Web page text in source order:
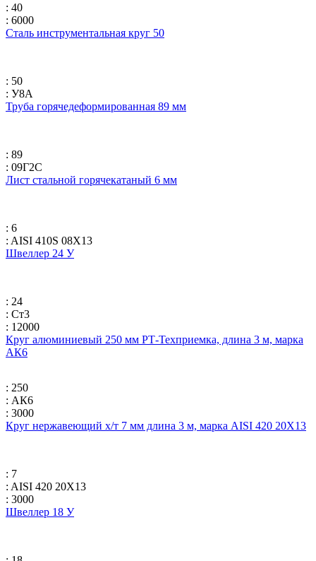
: 40
: 6000
Сталь инструментальная круг 50
: 50
: У8А
Труба горячедеформированная 89 мм
: 89
: 09Г2С
Лист стальной горячекатаный 6 мм
: 6
: AISI 410S 08Х13
Швеллер 24 У
: 24
: Ст3
: 12000
Круг алюминиевый 250 мм РТ-Техприемка, длина 3 м, марка
АК6
: 250
: АК6
: 3000
Круг нержавеющий х/т 7 мм длина 3 м, марка AISI 420 20Х13
: 7
: AISI 420 20Х13
: 3000
Швеллер 18 У